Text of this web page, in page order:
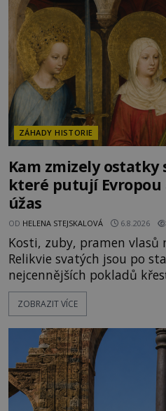
Je to zbožná záchrana
promyšlená krádež,
ZÁHADY HISTORIE
Kam zmizely ostatky
které putují Evropou
úžas
OD HELENA STEJSKALOVÁ 6.8.2026
Kosti, zuby, pramen vlasů
Relikvie svatých jsou po
nejcennějších pokladů
mají pečlivě doloženou
záhady, krádeže i
o skutečné historické události. Ve
Evropě mají relikvie
jen předmětem úcty
ZOBRAZIT VÍCE